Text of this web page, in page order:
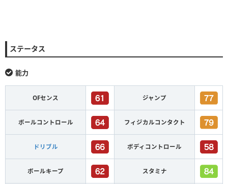
ステータス
能力
OFセンス ジャンプ
ボールコントロール フィジカルコンタクト
ドリブル ボディコントロール
ボールキープ スタミナ